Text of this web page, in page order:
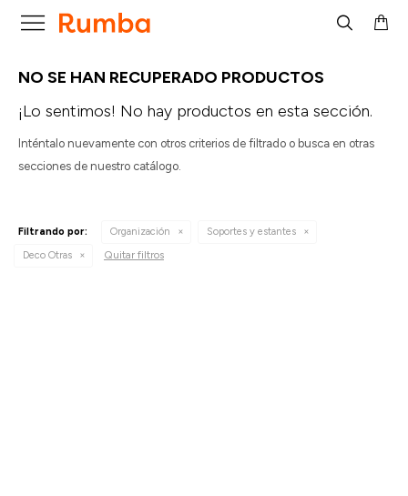

NO SE HAN RECUPERADO PRODUCTOS
¡Lo sentimos! No hay productos en esta sección.
Inténtalo nuevamente con otros criterios de filtrado o busca en otras
secciones de nuestro catálogo.
Filtrando por: Organización
Soportes y estantes
Deco Otras
Quitar filtros